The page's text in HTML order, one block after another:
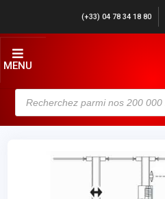
(+33) 04 78 34 18 80
MENU